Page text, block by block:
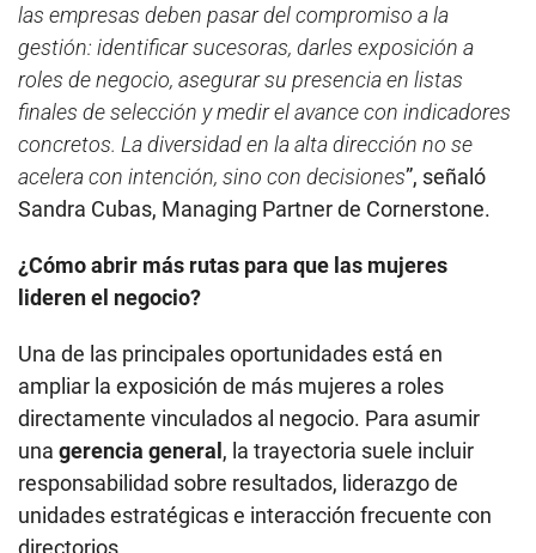
las empresas deben pasar del compromiso a la
gestión: identificar sucesoras, darles exposición a
roles de negocio, asegurar su presencia en listas
finales de selección y medir el avance con indicadores
concretos. La diversidad en la alta dirección no se
acelera con intención, sino con decisiones”, señaló
Sandra Cubas, Managing Partner de Cornerstone.
¿Cómo abrir más rutas para que las mujeres
lideren el negocio?
Una de las principales oportunidades está en
ampliar la exposición de más mujeres a roles
directamente vinculados al negocio. Para asumir
una gerencia general, la trayectoria suele incluir
responsabilidad sobre resultados, liderazgo de
unidades estratégicas e interacción frecuente con
directorios.